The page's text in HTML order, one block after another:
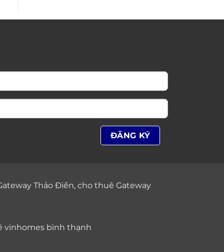
Thảo Điền, cho thuê Gateway
vinhomes bình thạnh